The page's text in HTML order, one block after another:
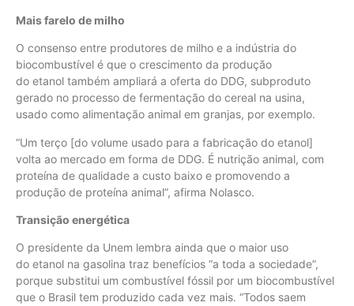
Mais farelo de milho
O consenso entre produtores de milho e a indústria do
biocombustível é que o crescimento da produção
do etanol também ampliará a oferta do DDG, subproduto
gerado no processo de fermentação do cereal na usina,
usado como alimentação animal em granjas, por exemplo.
“Um terço [do volume usado para a fabricação do etanol]
volta ao mercado em forma de DDG. É nutrição animal, com
proteína de qualidade a custo baixo e promovendo a
produção de proteína animal”, afirma Nolasco.
Transição energética
O presidente da Unem lembra ainda que o maior uso
do etanol na gasolina traz benefícios “a toda a sociedade”,
porque substitui um combustível fóssil por um biocombustível
que o Brasil tem produzido cada vez mais. “Todos saem